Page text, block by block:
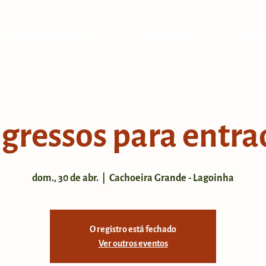
para
dom., 30 de abr. Cachoeira Grande - Lagoinha
O registro está fechado
Ver outros eventos